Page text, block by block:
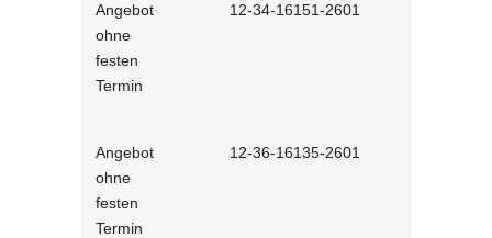
Angebot
ohne
festen
Termin
12-34-16151-2601
Angebot
ohne
festen
Termin
12-36-16135-2601